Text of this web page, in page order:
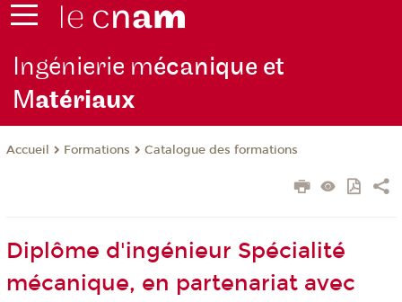
Ingénierie mécanique et
Matériaux
Accueil Formations Catalogue des formations
Diplôme d'ingénieur Spécialité
mécanique, en partenariat avec